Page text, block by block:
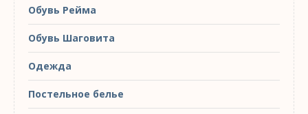
Обувь Рейма
Обувь Шаговита
Одежда
Постельное белье